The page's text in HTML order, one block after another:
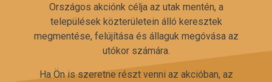
Országos akciónk célja az utak mentén, a
települések közterületein álló keresztek
megmentése, felújítása és állaguk megóvása az
utókor számára.
Ha Ön is szeretne részt venni az akcióban, az